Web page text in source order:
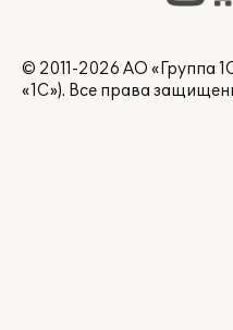
© 2011-2026 АО «Группа
«1С»). Все права